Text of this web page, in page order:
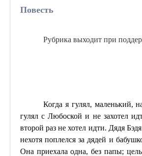
Повесть
Рубрика выходит при
Когда я гулял, маленький,
гулял сЛюбоской и не захотел
второй раз не хотел идти. Дядя Бэдя
нехотя поплелся за дядей и
Она приехала одна, без папы;